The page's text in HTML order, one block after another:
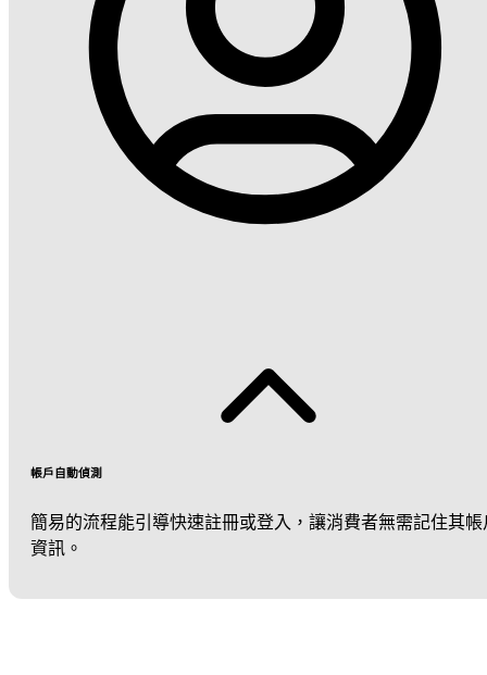
帳戶自動偵測
簡易的流程能引導快速註冊或登入，讓消費者無需記住其帳
資訊。